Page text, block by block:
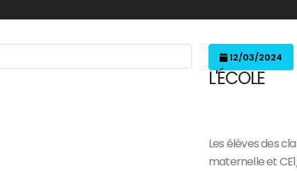
12/03/2024
L'ÉCOLE
Les élèves des
maternelle et